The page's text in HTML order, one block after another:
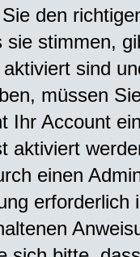
den
sie stimmen,
sind
müssen
Ihr Account
aktiviert
einen